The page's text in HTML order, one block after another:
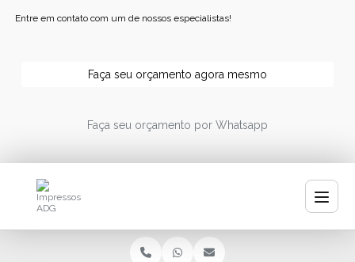
Entre em contato com um de nossos especialistas!
Faça seu orçamento agora mesmo
Faça seu orçamento por Whatsapp